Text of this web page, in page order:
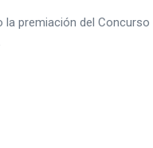
la premiación del